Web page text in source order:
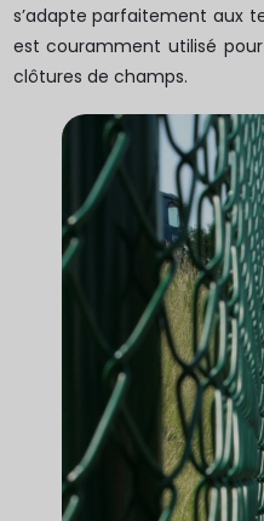
s’adapte parfaitement aux
est couramment utilisé
clôtures de champs.